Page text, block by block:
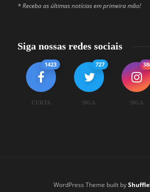
* Receba as últimas notícias em primeira mão!
Siga nossas redes sociais
1423
CURTA
727
SIGA SIGA
WordPress Theme built by